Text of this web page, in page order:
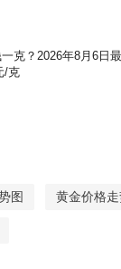
克？2026年8月6日
/克
图 黄金价格走